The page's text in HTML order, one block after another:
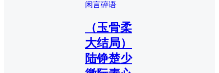
闲言碎语
（玉骨柔
大结局）
陆铮楚少